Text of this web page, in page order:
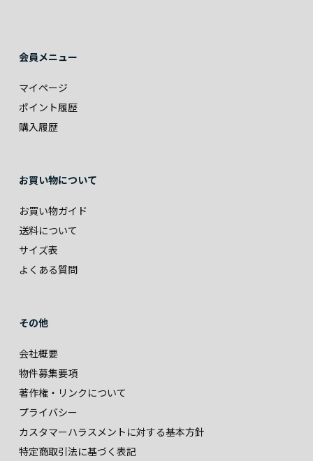
会員メニュー
マイページ
ポイント履歴
購入履歴
お買い物について
お買い物ガイド
送料について
サイズ表
よくある質問
その他
会社概要
物件募集要項
著作権・リンクについて
プライバシー
カスタマーハラスメントに対する基本方針
特定商取引法に基づく表記